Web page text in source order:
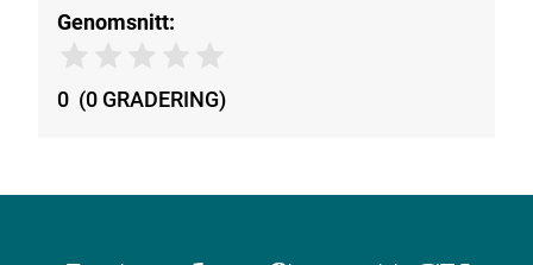
Genomsnitt:
0 (0 GRADERING)